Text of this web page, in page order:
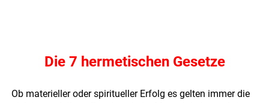
Die 7 hermetischen Gesetze
Ob materieller oder spiritueller Erfolg es gelten immer die